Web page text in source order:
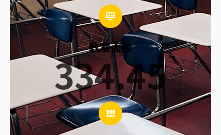
教室面積
334.45